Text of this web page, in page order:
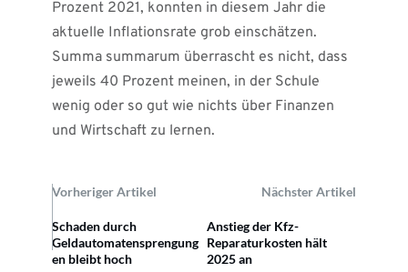
Prozent 2021, konnten in diesem Jahr die
aktuelle Inflationsrate grob einschätzen.
Summa summarum überrascht es nicht, dass
jeweils 40 Prozent meinen, in der Schule
wenig oder so gut wie nichts über Finanzen
und Wirtschaft zu lernen.
Vorheriger Artikel Nächster Artikel
Schaden durch
Geldautomatensprengung
en bleibt hoch
Anstieg der Kfz-
Reparaturkosten hält
2025 an